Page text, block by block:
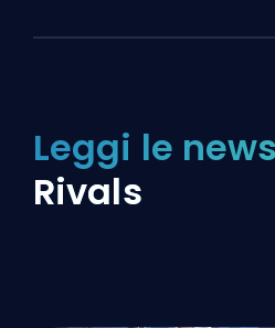
Leggi le
Rivals